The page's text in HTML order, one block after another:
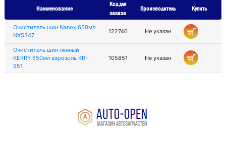
Наименование
Код для
заказа
Производитель Купить
Очиститель шин Nanox 650мл
NX5347
122746 Не указан
Очиститель шин пенный
KERRY 650мл аэрозоль KR-
951
105851 Не указан